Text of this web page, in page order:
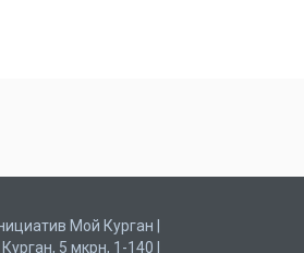
Мой Курган |
5 мкрн, 1-140 |